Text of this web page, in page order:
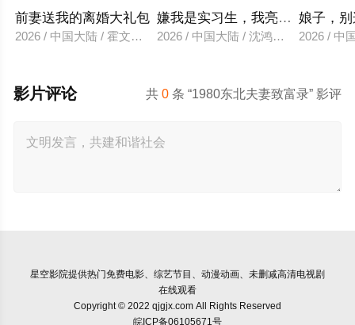
前妻送我的离婚大礼包
2026 / 中国大陆 / 霍文琦＆雷小米
嫌我是实习生，我亮出老板身份
2026 / 中国大陆 / 沈鸿运＆刘亚倩
娘子，
2026 / 中
共0 条 “1980东北夫妻致富录” 影评
影片评论
星空影院提供热门免费电影、综艺节目、动漫动画、未删减高清电视剧
在线观看
Copyright © 2022 qjgjx.com All Rights Reserved
皖ICP备06105671号